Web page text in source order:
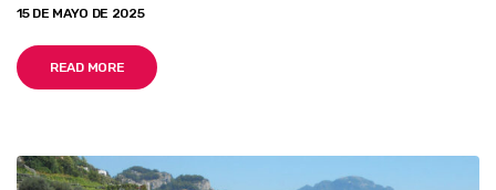
15 DE MAYO DE 2025
READ MORE